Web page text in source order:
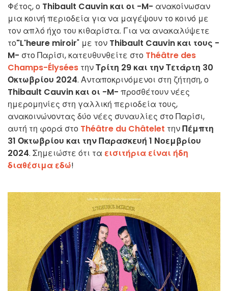
Φέτος, ο Thibault Cauvin και οι -M- ανακοίνωσαν
μια κοινή περιοδεία για να μαγέψουν το κοινό με
τον απλό ήχο του κιθαρίστα. Για να ανακαλύψετε
το"L'heure miroir" με τον Thibault Cauvin και τους -
M- στο Παρίσι, κατευθυνθείτε στο Théâtre des
Champs-Élysées τηνΤρίτη 29 και την Τετάρτη 30
Οκτωβρίου 2024. Ανταποκρινόμενοι στη ζήτηση, ο
Thibault Cauvin και οι -M- προσθέτουν νέες
ημερομηνίες στη γαλλική περιοδεία τους,
ανακοινώνοντας δύο νέες συναυλίες στο Παρίσι,
αυτή τη φορά στο Théâtre du Châtelet τηνΠέμπτη
31 Οκτωβρίου και την Παρασκευή 1 Νοεμβρίου
2024. Σημειώστε ότι τα εισιτήρια είναι ήδη
διαθέσιμα εδώ!